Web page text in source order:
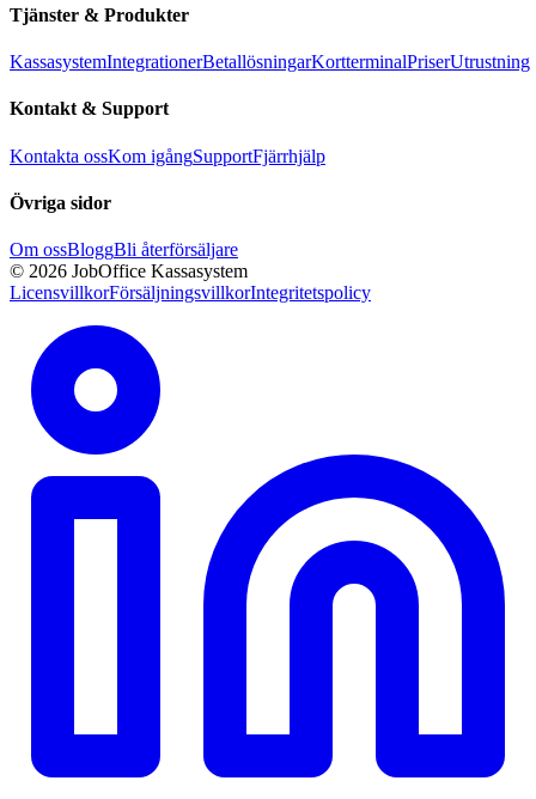
Tjänster & Produkter
KassasystemIntegrationerBetallösningarKortterminalPriserUtrustning
Kontakt & Support
Kontakta ossKom igångSupportFjärrhjälp
Övriga sidor
Om ossBloggBli återförsäljare
© 2026 JobOffice Kassasystem
LicensvillkorFörsäljningsvillkorIntegritetspolicy